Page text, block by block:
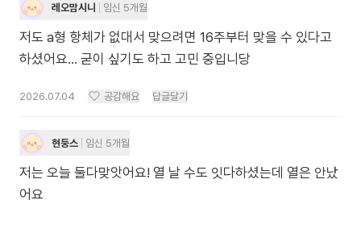
레오맘시니 임신 5개월
저도 a형 항체가 없대서 맞으려면 16주부터 맞을 수 있다고
하셨어요... 굳이 싶기도 하고 고민 중입니당
2026.07.04 공감해요 답글달기
현둥스 임신 5개월
저는 오늘 둘다맞앗어요! 열 날 수도 잇다하셨는데 열은 안났
어요